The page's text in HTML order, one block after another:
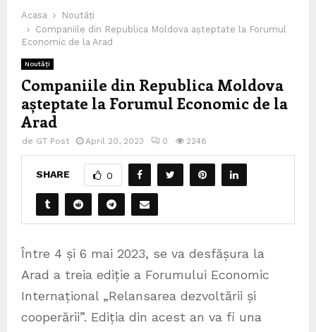
Acasa
Noutăți
Companiile din Republica Moldova așteptate la Forumul
Economic de la Arad
Noutăți
Companiile din Republica Moldova
așteptate la Forumul Economic de la
Arad
de GT Post April 20, 2023 0 2248
SHARE 0
Între 4 și 6 mai 2023, se va desfășura la
Arad a treia ediție a Forumului Economic
Internațional „Relansarea dezvoltării și
cooperării”. Ediția din acest an va fi una